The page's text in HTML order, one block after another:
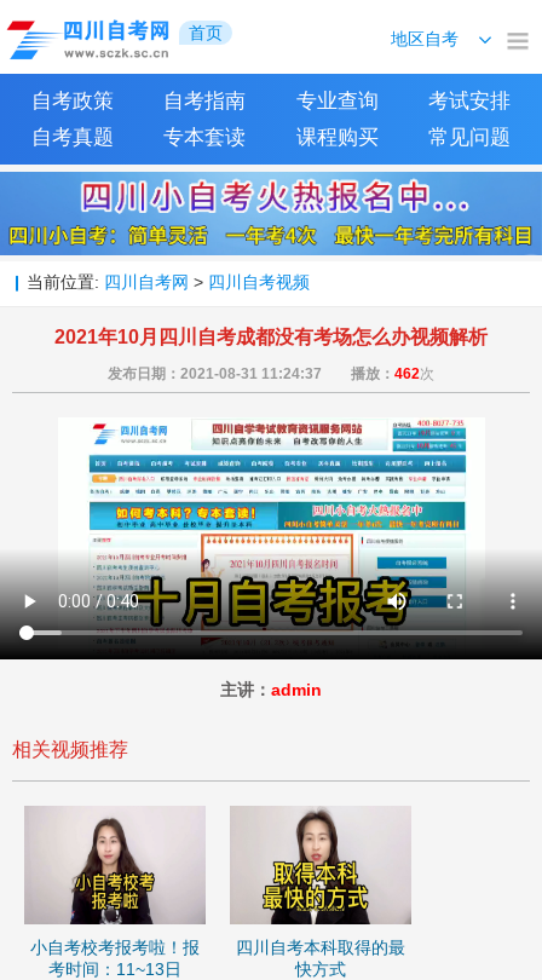
首页
自考政策 自考指南 专业查询
考试安排
自考真题
专本套读 课程购买 常见问题
当前位置: 四川自考网 > 四川自考视频
2021年10月四川自考成都没有考场怎么办视频解析
发布日期： 2021-08-31 11:24:37 播放：462次
主讲： admin
相关视频推荐
小自考校考报考啦！报
考时间：11~13日
四川自考本科取得的最
快方式